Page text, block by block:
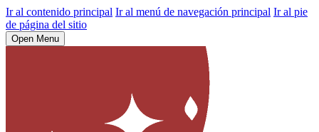
Ir al contenido principal Ir al menú de navegación principal Ir al pie
de página del sitio
Open Menu